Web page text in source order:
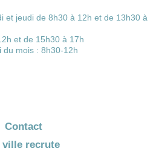
et jeudi de 8h30 à 12h et de 13h30 à
et de 15h30 à 17h
du mois : 8h30-12h
Contact
ville recrute